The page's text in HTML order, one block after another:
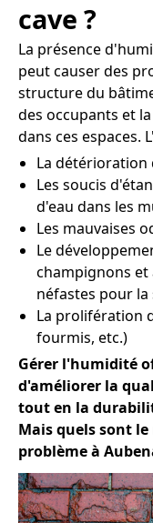
cave ?
La présence
peut causer des
structure du
des occupants et
dans ces espaces.
La détérioration
Les soucis
d'eau dans les
Les mauvaises
Le
champignons
néfastes pour la
La prolifération
fourmis, etc.)
Gérer l'humidité
d'améliorer la
tout en la
Mais quels sont
problème à